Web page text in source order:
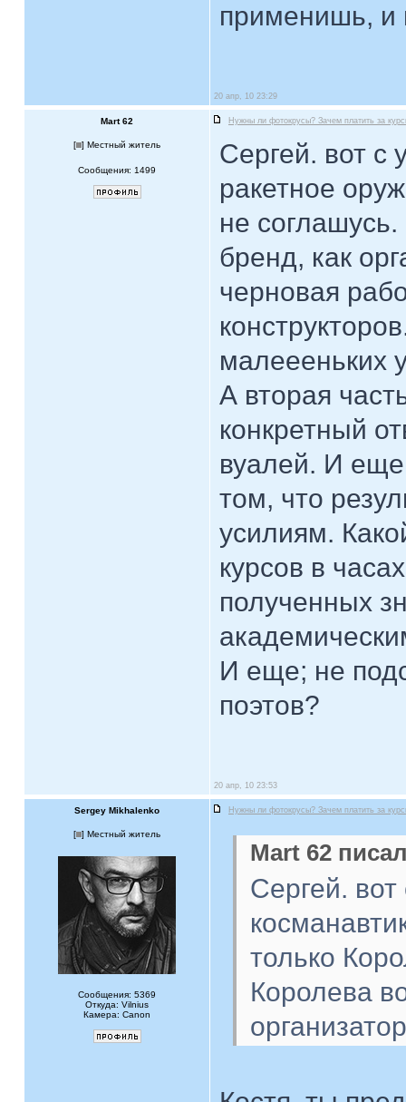
применишь, и
20 апр, 10 23:29
Mart 62 Нужны ли фотокрусы? Зачем платить за
[ ] Местный житель
Сообщения: 1499
Сергей. вот с
ракетное
не
бренд, как
черновая
малеееньких
А вторая
конкретный
вуалей. И еще
том, что
усилиям.
курсов в
полученных
И еще; не
поэтов?
20 апр, 10 23:53
Sergey Mikhalenko Нужны ли фотокрусы? Зачем платить за
[ ] Местный житель
Сообщения: 5369
Откуда: Vilnius
Камера: Canon
Mart 62
Сергей.
только
Королева